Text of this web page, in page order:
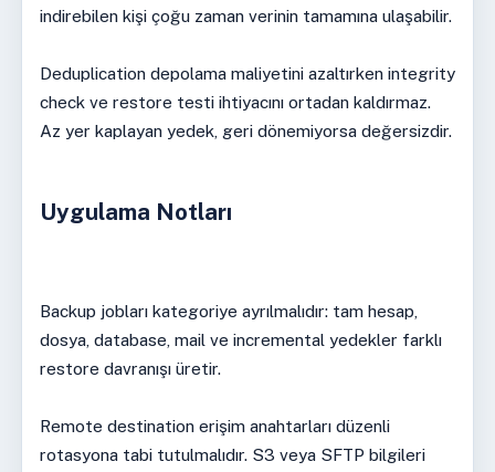
indirebilen kişi çoğu zaman verinin tamamına ulaşabilir.
Deduplication depolama maliyetini azaltırken integrity
check ve restore testi ihtiyacını ortadan kaldırmaz.
Az yer kaplayan yedek, geri dönemiyorsa değersizdir.
Uygulama Notları
Backup jobları kategoriye ayrılmalıdır: tam hesap,
dosya, database, mail ve incremental yedekler farklı
restore davranışı üretir.
Remote destination erişim anahtarları düzenli
rotasyona tabi tutulmalıdır. S3 veya SFTP bilgileri